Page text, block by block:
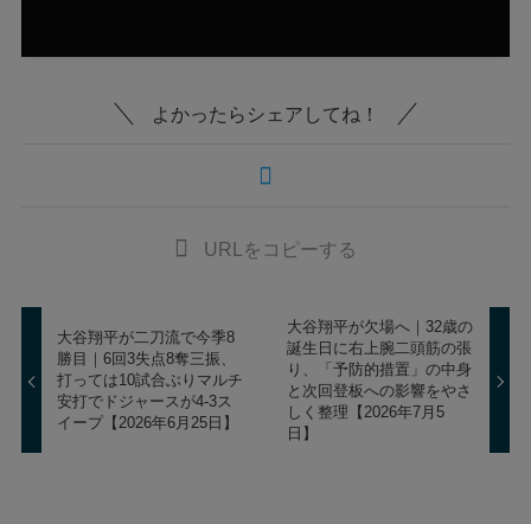
よかったらシェアしてね！
URLをコピーする
大谷翔平が二刀流で今季8
勝目｜6回3失点8奪三振、
打っては10試合ぶりマルチ
安打でドジャースが4-3ス
イープ【2026年6月25日】
大谷翔平が欠場へ｜32歳の
誕生日に右上腕二頭筋の張
り、「予防的措置」の中身
と次回登板への影響をやさ
しく整理【2026年7月5
日】